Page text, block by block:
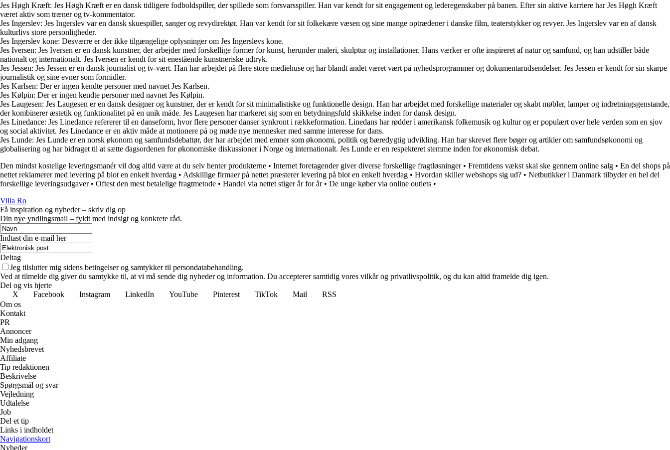
Jes Høgh Kræft: Jes Høgh Kræft er en dansk tidligere fodboldspiller, der spillede som forsvarsspiller. Han var kendt for sit engagement og lederegenskaber på banen. Efter sin aktive karriere har Jes Høgh Kræft
været aktiv som træner og tv-kommentator.
Jes Ingerslev: Jes Ingerslev var en dansk skuespiller, sanger og revydirektør. Han var kendt for sit folkekære væsen og sine mange optrædener i danske film, teaterstykker og revyer. Jes Ingerslev var en af dansk
kulturlivs store personligheder.
Jes Ingerslev kone: Desværre er der ikke tilgængelige oplysninger om Jes Ingerslevs kone.
Jes Iversen: Jes Iversen er en dansk kunstner, der arbejder med forskellige former for kunst, herunder maleri, skulptur og installationer. Hans værker er ofte inspireret af natur og samfund, og han udstiller både
nationalt og internationalt. Jes Iversen er kendt for sit enestående kunstneriske udtryk.
Jes Jessen: Jes Jessen er en dansk journalist og tv-vært. Han har arbejdet på flere store mediehuse og har blandt andet været vært på nyhedsprogrammer og dokumentarudsendelser. Jes Jessen er kendt for sin skarpe
journalistik og sine evner som formidler.
Jes Karlsen: Der er ingen kendte personer med navnet Jes Karlsen.
Jes Kølpin: Der er ingen kendte personer med navnet Jes Kølpin.
Jes Laugesen: Jes Laugesen er en dansk designer og kunstner, der er kendt for sit minimalistiske og funktionelle design. Han har arbejdet med forskellige materialer og skabt møbler, lamper og indretningsgenstande,
der kombinerer æstetik og funktionalitet på en unik måde. Jes Laugesen har markeret sig som en betydningsfuld skikkelse inden for dansk design.
Jes Linedance: Jes Linedance refererer til en danseform, hvor flere personer danser synkront i rækkeformation. Linedans har rødder i amerikansk folkemusik og kultur og er populært over hele verden som en sjov
og social aktivitet. Jes Linedance er en aktiv måde at motionere på og møde nye mennesker med samme interesse for dans.
Jes Lunde: Jes Lunde er en norsk økonom og samfundsdebattør, der har arbejdet med emner som økonomi, politik og bæredygtig udvikling. Han har skrevet flere bøger og artikler om samfundsøkonomi og
globalisering og har bidraget til at sætte dagsordenen for økonomiske diskussioner i Norge og internationalt. Jes Lunde er en respekteret stemme inden for økonomisk debat.
Den mindst kostelige leveringsmanér vil dog altid være at du selv henter produkterne • Internet foretagender giver diverse forskellige fragtløsninger• Fremtidens vækst skal ske gennem online salg • En del shops på
nettet reklamerer med levering på blot en enkelt hverdag • Adskillige firmaer på nettet præsterer levering på blot en enkelt hverdag • Hvordan skiller webshops sig ud? • Netbutikker i Danmark tilbyder en hel del
forskellige leveringsudgaver• Oftest den mest betalelige fragtmetode • Handel via nettet stiger år for år• De unge køber via online outlets •
Villa Ro
Få inspiration og nyheder – skriv dig op
Din nye yndlingsmail – fyldt med indsigt og konkrete råd.
Indtast din e-mail her
Deltag
Jeg tilslutter mig sidens betingelser og samtykker til persondatabehandling.
Ved at tilmelde dig giver du samtykke til, at vi må sende dig nyheder og information. Du accepterer samtidig vores vilkår og privatlivspolitik, og du kan altid framelde dig igen.
Del og vis hjerte
X
Facebook Instagram LinkedIn YouTube Pinterest TikTok Mail
RSS
Om os
Kontakt
PR
Annoncer
Min adgang
Nyhedsbrevet
Affiliate
Tip redaktionen
Beskrivelse
Spørgsmål og svar
Vejledning
Udtalelse
Job
Del et tip
Links i indholdet
Navigationskort
Nyheder